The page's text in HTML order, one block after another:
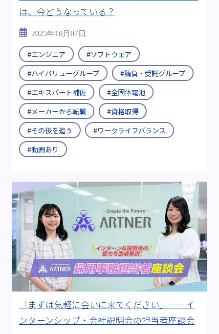
は、今どうなっている？
2025年10月07日
#エンジニア
#ソフトウェア
#ハイバリューグループ
#請負・受託グループ
#エキスパート補佐
#全固体電池
#メーカーから転職
#資格取得
#その後を追う
#ワークライフバランス
#動画あり
「まずは気軽に会いに来てください」──イ
ンターンシップ・会社説明会の担当者座談会